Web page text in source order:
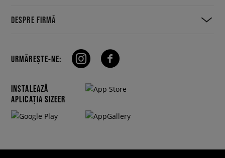
DESPRE FIRMĂ
URMĂREȘTE-NE:
INSTALEAZĂ
APLICAȚIA SIZEER